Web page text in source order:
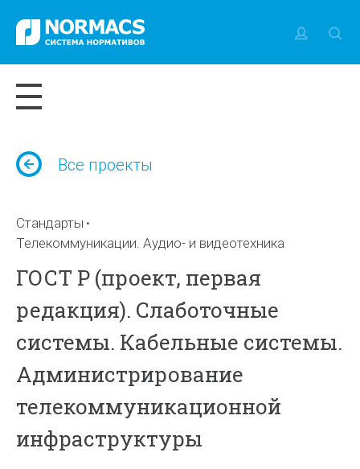
Все проекты
Стандарты
Телекоммуникации. Аудио- и видеотехника
ГОСТ Р (проект, первая
редакция). Слаботочные
системы. Кабельные системы.
Администрирование
телекоммуникационной
инфраструктуры